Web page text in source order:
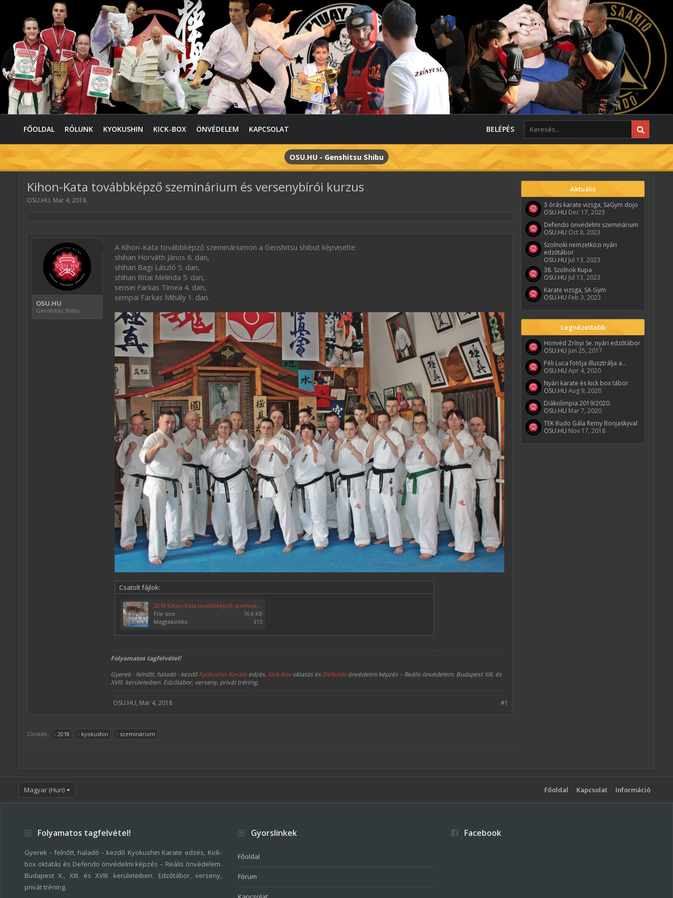
FŐOLDAL RÓLUNK KYOKUSHIN KICK-BOX ÖNVÉDELEM KAPCSOLAT BELÉPÉS
OSU.HU - Genshitsu Shibu
Kihon-Kata továbbképző szeminárium és versenybírói kurzus
OSU.HU, Mar 4, 2018.
OSU.HU
Genshitsu Shibu
A Kihon-Kata továbbképző szemináriumon a Genshitsu shibut képviselte:
shihan Horváth János 6. dan,
shihan Bagi László 5. dan,
shihan Bitai Melinda 5. dan,
sensei Farkas Tímea 4. dan,
sempai Farkas Mihály 1. dan.
Csatolt fájlok:
2018 Kihon-Kata továbbképző szeminárium és versenybírói kurzus 002.jpg
File size:
76.8 KB
Megtekintés:
315
Folyamatos tagfelvétel!
Gyerek - felnőtt, haladó - kezdőKyokushin Karate edzés, Kick-boxoktatás és Defendoönvédelmi képzés – Reális önvédelem. Budapest XIII. és
XVIII. kerületeiben. Edzőtábor, verseny, privát tréning.
#1
OSU.HU, Mar 4, 2018
Címkék: 2018 kyokushin szeminárium
Aktuális
3 órás karate vizsga, SaGym dojo
OSU.HU Dec 17, 2023
Defendo önvédelmi szeminárium
OSU.HU Oct 8, 2023
Szolnoki nemzetközi nyári
edzőtábor
OSU.HU Jul 13, 2023
38. Szolnok Kupa
OSU.HU Jul 13, 2023
Karate vizsga, SA Gym
OSU.HU Feb 3, 2023
Legnézettebb
Honvéd Zrínyi Se. nyári edzőtábor
OSU.HU Jun 25, 2017
Péli Luca fotója illusztrálja a...
OSU.HU Apr 4, 2020
Nyári karate és kick box tábor
OSU.HU Aug 9, 2020
Diákolimpia 2019/2020.
OSU.HU Mar 7, 2020
TEK Budo Gála Remy Bonjaskyval
OSU.HU Nov 17, 2018
Magyar (Hun) Főoldal Kapcsolat Információ
Folyamatos tagfelvétel!
Gyerek - felnőtt, haladó - kezdő Kyokushin Karate edzés, Kick-
box oktatás és Defendo önvédelmi képzés – Reális önvédelem.
Budapest X., XIII. és XVIII. kerületeiben. Edzőtábor, verseny,
privát tréning.
Gyorslinkek
Főoldal
Fórum
Facebook